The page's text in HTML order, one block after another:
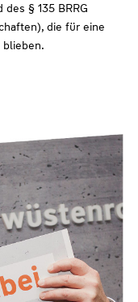
§ 135 BRRG
die für eine
blieben.